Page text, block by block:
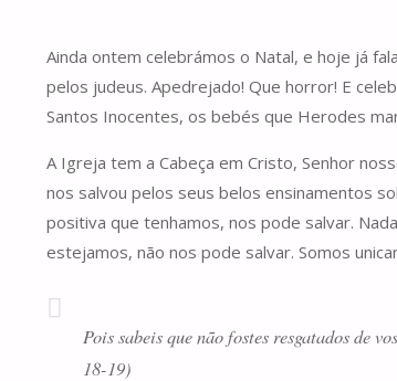
Ainda ontem celebrámos o Natal, e hoje já
pelos judeus. Apedrejado! Que horror! E
Santos Inocentes, os bebés que Herodes
A Igreja tem a Cabeça em Cristo, Senhor
nos salvou pelos seus belos ensinamentos
positiva que tenhamos, nos pode salvar.
estejamos, não nos pode salvar. Somos
Pois sabeis que não fostes resgatados de
18-19)